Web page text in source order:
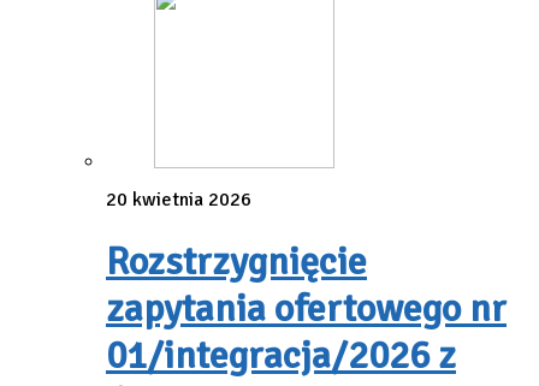
20 kwietnia 2026
Rozstrzygnięcie
zapytania ofertowego nr
01/integracja/2026 z